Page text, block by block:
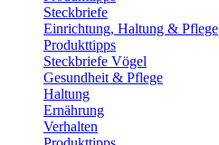
Steckbriefe
Einrichtung, Haltung & Pflege
Produkttipps
Steckbriefe Vögel
Gesundheit & Pflege
Haltung
Ernährung
Verhalten